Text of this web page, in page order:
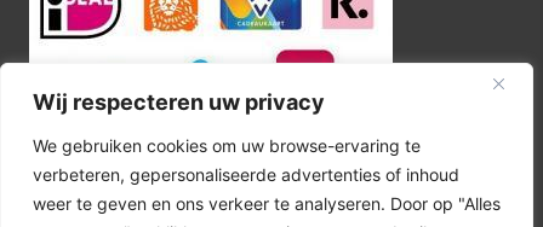
Wij respecteren uw privacy
We gebruiken cookies om uw browse-ervaring te
verbeteren, gepersonaliseerde advertenties of inhoud
weer te geven en ons verkeer te analyseren. Door op "Alles